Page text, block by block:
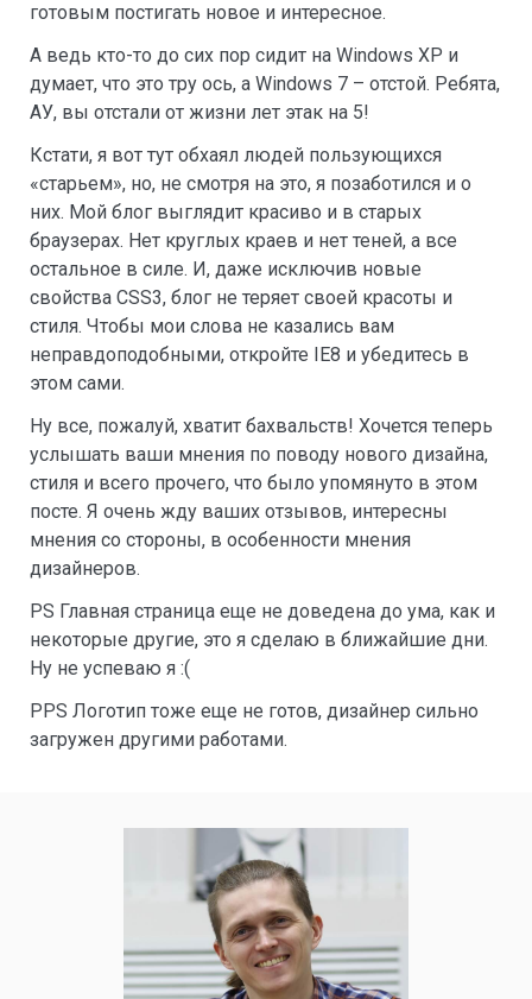
готовым постигать новое и интересное.
А ведь кто-то до сих пор сидит на Windows XP и
думает, что это тру ось, а Windows 7 – отстой. Ребята,
АУ, вы отстали от жизни лет этак на 5!
Кстати, я вот тут обхаял людей пользующихся
«старьем», но, не смотря на это, я позаботился и о
них. Мой блог выглядит красиво и в старых
браузерах. Нет круглых краев и нет теней, а все
остальное в силе. И, даже исключив новые
свойства CSS3, блог не теряет своей красоты и
стиля. Чтобы мои слова не казались вам
неправдоподобными, откройте IE8 и убедитесь в
этом сами.
Ну все, пожалуй, хватит бахвальств! Хочется теперь
услышать ваши мнения по поводу нового дизайна,
стиля и всего прочего, что было упомянуто в этом
посте. Я очень жду ваших отзывов, интересны
мнения со стороны, в особенности мнения
дизайнеров.
PS Главная страница еще не доведена до ума, как и
некоторые другие, это я сделаю в ближайшие дни.
Ну не успеваю я :(
PPS Логотип тоже еще не готов, дизайнер сильно
загружен другими работами.